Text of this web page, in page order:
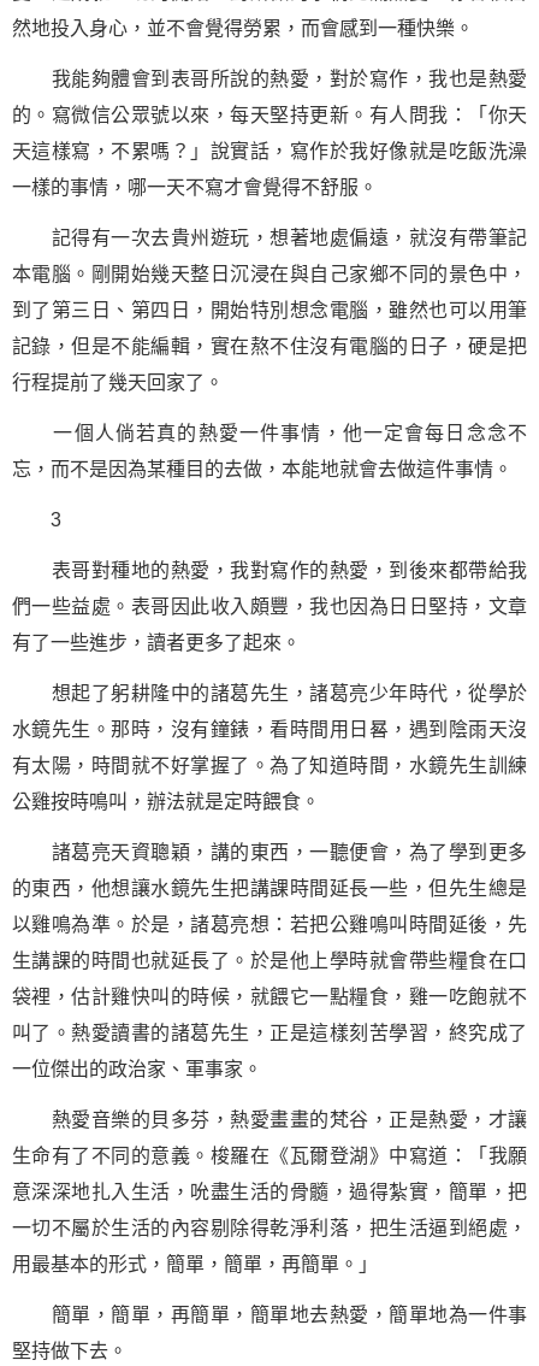
然地投入身心，並不會覺得勞累，而會感到一種快樂。
我能夠體會到表哥所說的熱愛，對於寫作，我也是熱愛
的。寫微信公眾號以來，每天堅持更新。有人問我：「你天
天這樣寫，不累嗎？」說實話，寫作於我好像就是吃飯洗澡
一樣的事情，哪一天不寫才會覺得不舒服。
記得有一次去貴州遊玩，想著地處偏遠，就沒有帶筆記
本電腦。剛開始幾天整日沉浸在與自己家鄉不同的景色中，
到了第三日、第四日，開始特別想念電腦，雖然也可以用筆
記錄，但是不能編輯，實在熬不住沒有電腦的日子，硬是把
行程提前了幾天回家了。
一個人倘若真的熱愛一件事情，他一定會每日念念不
忘，而不是因為某種目的去做，本能地就會去做這件事情。
3
表哥對種地的熱愛，我對寫作的熱愛，到後來都帶給我
們一些益處。表哥因此收入頗豐，我也因為日日堅持，文章
有了一些進步，讀者更多了起來。
想起了躬耕隆中的諸葛先生，諸葛亮少年時代，從學於
水鏡先生。那時，沒有鐘錶，看時間用日晷，遇到陰雨天沒
有太陽，時間就不好掌握了。為了知道時間，水鏡先生訓練
公雞按時鳴叫，辦法就是定時餵食。
諸葛亮天資聰穎，講的東西，一聽便會，為了學到更多
的東西，他想讓水鏡先生把講課時間延長一些，但先生總是
以雞鳴為準。於是，諸葛亮想：若把公雞鳴叫時間延後，先
生講課的時間也就延長了。於是他上學時就會帶些糧食在口
袋裡，估計雞快叫的時候，就餵它一點糧食，雞一吃飽就不
叫了。熱愛讀書的諸葛先生，正是這樣刻苦學習，終究成了
一位傑出的政治家、軍事家。
熱愛音樂的貝多芬，熱愛畫畫的梵谷，正是熱愛，才讓
生命有了不同的意義。梭羅在《瓦爾登湖》中寫道：「我願
意深深地扎入生活，吮盡生活的骨髓，過得紮實，簡單，把
一切不屬於生活的內容剔除得乾淨利落，把生活逼到絕處，
用最基本的形式，簡單，簡單，再簡單。」
簡單，簡單，再簡單，簡單地去熱愛，簡單地為一件事
堅持做下去。